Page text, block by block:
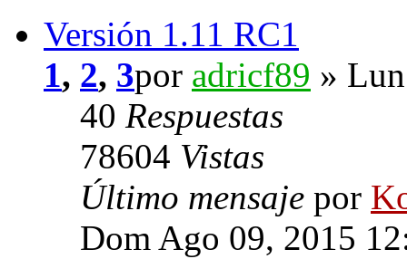
Versión 1.11 RC1
1, 2, 3por adricf89 »
40 Respuestas
78604 Vistas
Último mensaje por
Dom Ago 09, 2015